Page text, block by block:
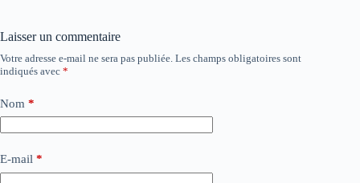
Laisser un commentaire
Votre adresse e-mail ne sera pas publiée. Les champs obligatoires sont
indiqués avec *
Nom *
E-mail *